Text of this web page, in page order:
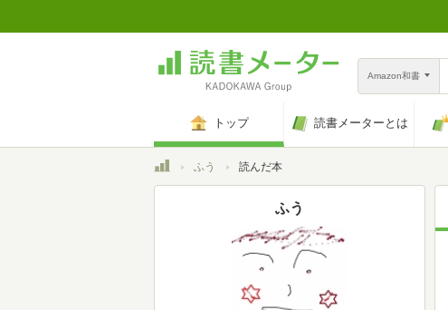
Amazon和書
トップ 読書メーターとは
トップふう 読んだ本
ふう